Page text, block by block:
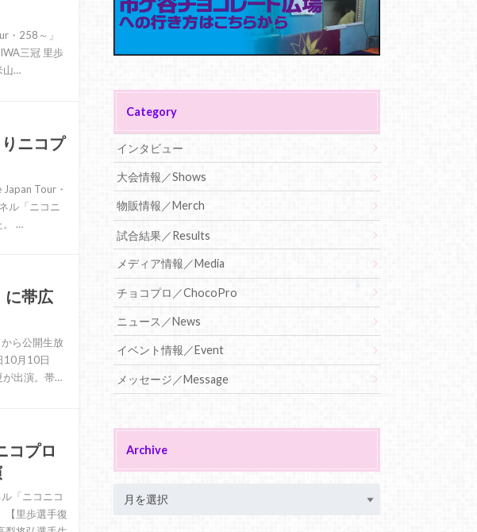
・258～」
三冠 里歩
山…
ニコプ
Tour・
ル「ニコニ
。 …
に帯広
ら公開生放
10月10日
が出演。帯…
コプロ
「ニコニコ
【里歩選手復
Category
インタビュー
大会情報／Shows
物販情報／Merch
試合結果／Results
メディア情報／Media
チョコプロ／ChocoPro
ニュース／News
イベント情報／Event
メッセージ／Message
Archive